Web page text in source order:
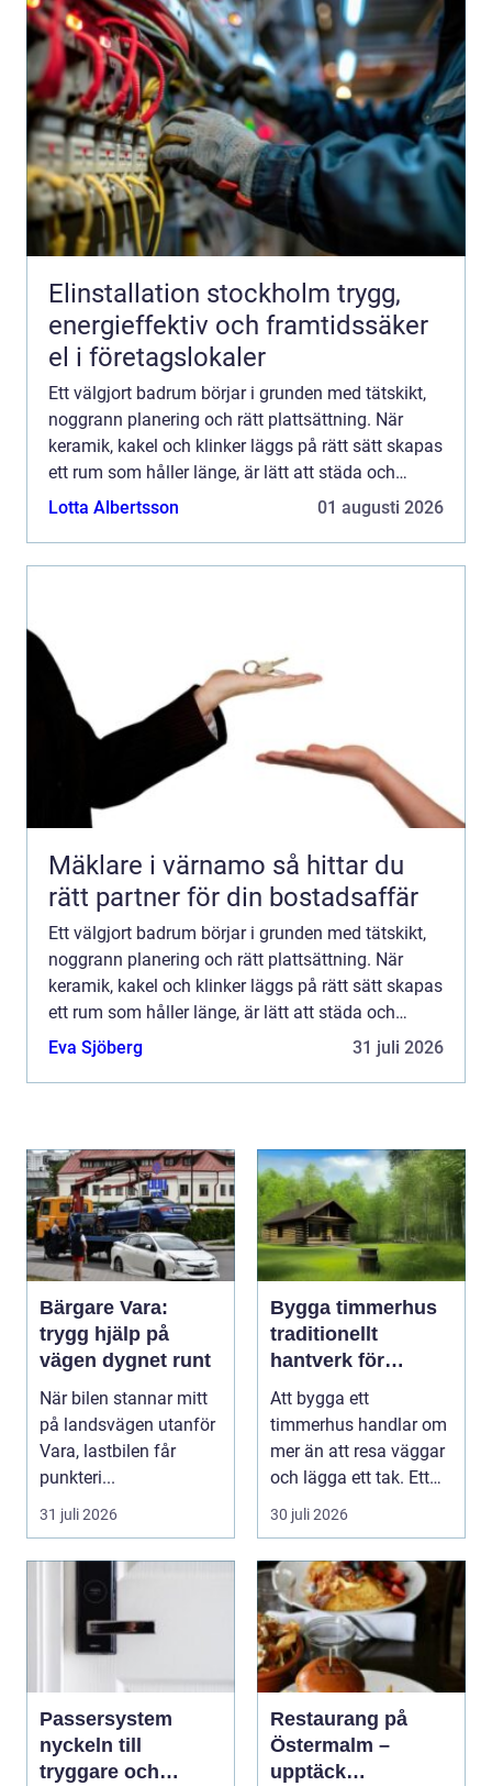
Elinstallation stockholm trygg,
energieffektiv och framtidssäker
el i företagslokaler
Ett välgjort badrum börjar i grunden med tätskikt,
noggrann planering och rätt plattsättning. När
keramik, kakel och klinker läggs på rätt sätt skapas
ett rum som håller länge, är lätt att städa och
samtidigt skapar lugn i vardagen. För den som
Lotta Albertsson 01 augusti 2026
Mäklare i värnamo så hittar du
rätt partner för din bostadsaffär
Ett välgjort badrum börjar i grunden med tätskikt,
noggrann planering och rätt plattsättning. När
keramik, kakel och klinker läggs på rätt sätt skapas
ett rum som håller länge, är lätt att städa och
samtidigt skapar lugn i vardagen. För den som
Eva Sjöberg 31 juli 2026
Bärgare Vara:
trygg hjälp på
vägen dygnet runt
När bilen stannar mitt
på landsvägen utanför
Vara, lastbilen får
punkteri...
31 juli 2026
Bygga timmerhus
traditionellt
hantverk för
moderna behov
Att bygga ett
timmerhus handlar om
mer än att resa väggar
och lägga ett tak. Ett
timmerhus är ett lå...
30 juli 2026
Passersystem
nyckeln till
tryggare och
Restaurang på
Östermalm –
upptäck